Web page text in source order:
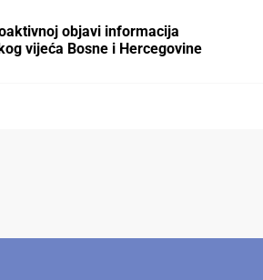
objavi informacija
vijeća Bosne i Hercegovine